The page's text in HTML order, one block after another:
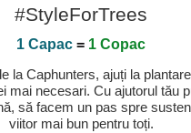
#StyleForTrees
1 Capac = 1 Copac
la Caphunters, ajuți la
mai necesari. Cu ajutorul tău
să facem un pas spre
viitor mai bun pentru toți.